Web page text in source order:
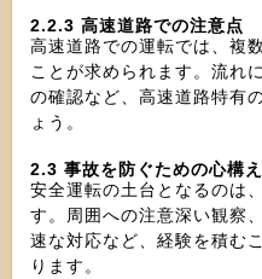
2.2.3 高速道路での注意点
高速道路での運転では、複
ことが求められます。流れ
の確認など、高速道路特有
ょう。
2.3 事故を防ぐための心構え
安全運転の土台となるのは
す。周囲への注意深い観察
速な対応など、経験を積む
ります。